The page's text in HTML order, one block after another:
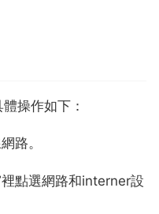
操作如下：
路。
點選網路和interner設